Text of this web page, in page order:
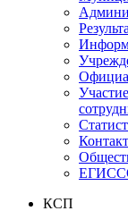
КСП